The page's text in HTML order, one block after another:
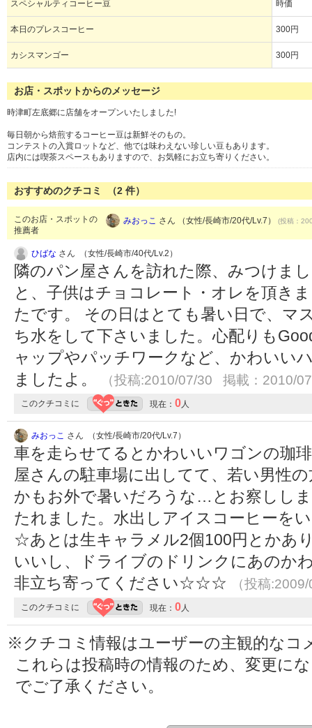
スペシャルティコーヒー豆 時価
本日のプレスコーヒー 300円
カシスマンゴー 300円
お店・スポットからのメッセージ
時津町左底郷に店舗をオープンいたしました!
毎日朝から焙煎するコーヒー豆は新鮮そのもの。
コンテストの入賞ロットなど、他では味わえない珍しい豆もあります。
店内には喫茶スペースもありますので、お気軽にお立ち寄りください。
おすすめのクチコミ （2 件）
このお店・スポットの
推薦者
みおっこ さん （女性/長崎市/20代/Lv.7） (投稿：
ひばな さん （女性/長崎市/40代/Lv.2）
隣のパン屋さんを訪れた際、みつけま
と、子供はチョコレート・オレを頂き
たです。 その日はとても暑い日で、マ
ち水をして下さいました。心配りも
ャップやパッチワークなど、かわいい
ましたよ。
（投稿:2010/07/30 掲載：2010/
このクチコミに 現在： 0人
みおっこ さん （女性/長崎市/20代/Lv.7）
車を走らせてるとかわいいワゴンの珈
屋さんの駐車場に出してて、若い男性
かもお外で暑いだろうな…とお察しし
たれました。水出しアイスコーヒーを
☆あとは生キャラメル2個100円とかあ
いいし、ドライブのドリンクにあのか
非立ち寄ってください☆☆☆
（投稿
このクチコミに 現在： 0人
※クチコミ情報はユーザーの主観的なコ
これらは投稿時の情報のため、変更に
でご了承ください。